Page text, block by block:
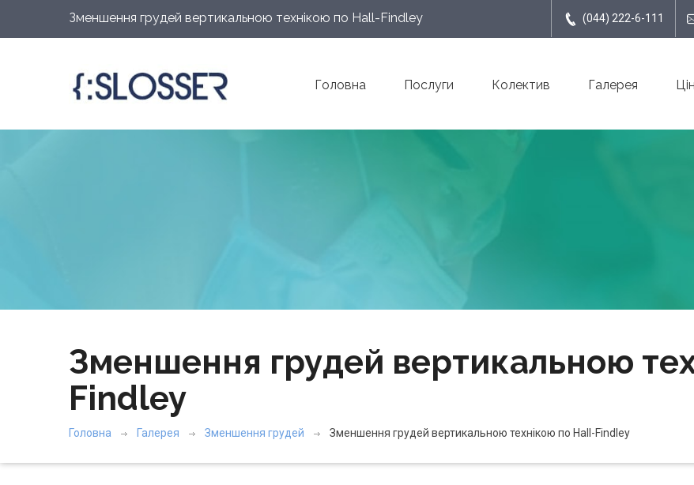
Зменшення грудей вертикальною технікою по Hall-Findley (044) 222-6-111
Головна Послуги Колектив Галерея
Зменшення грудей вертикальною
Findley
Головна Галерея Зменшення грудей Зменшення грудей вертикальною технікою по Hall-Findley